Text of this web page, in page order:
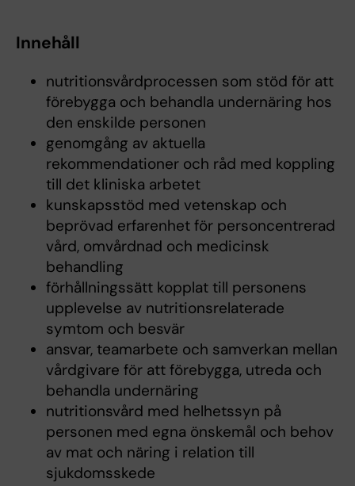
Innehåll
nutritionsvårdprocessen som stöd för att
förebygga och behandla undernäring hos
den enskilde personen
genomgång av aktuella
rekommendationer och råd med koppling
till det kliniska arbetet
kunskapsstöd med vetenskap och
beprövad erfarenhet för personcentrerad
vård, omvårdnad och medicinsk
behandling
förhållningssätt kopplat till personens
upplevelse av nutritionsrelaterade
symtom och besvär
ansvar, teamarbete och samverkan mellan
vårdgivare för att förebygga, utreda och
behandla undernäring
nutritionsvård med helhetssyn på
personen med egna önskemål och behov
av mat och näring i relation till
sjukdomsskede